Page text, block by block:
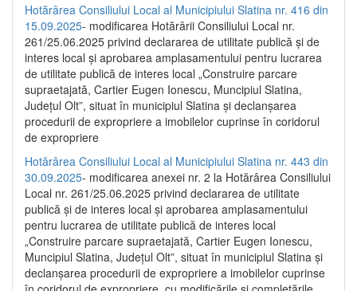
Hotărârea Consiliului Local al Municipiului Slatina nr. 416 din
15.09.2025- modificarea Hotărârii Consiliului Local nr.
261/25.06.2025 privind declararea de utilitate publică și de
interes local și aprobarea amplasamentului pentru lucrarea
de utilitate publică de interes local „Construire parcare
supraetajată, Cartier Eugen Ionescu, Muncipiul Slatina,
Județul Olt”, situat în municipiul Slatina și declanșarea
procedurii de expropriere a imobilelor cuprinse în coridorul
de expropriere
Hotărârea Consiliului Local al Municipiului Slatina nr. 443 din
30.09.2025- modificarea anexei nr. 2 la Hotărârea Consiliului
Local nr. 261/25.06.2025 privind declararea de utilitate
publică şi de interes local şi aprobarea amplasamentului
pentru lucrarea de utilitate publică de interes local
„Construire parcare supraetajată, Cartier Eugen Ionescu,
Muncipiul Slatina, Judeţul Olt”, situat în municipiul Slatina şi
declanşarea procedurii de expropriere a imobilelor cuprinse